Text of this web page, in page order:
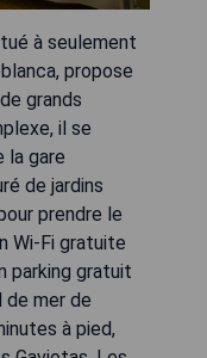
à seulement
propose
grands
il se
la gare
de jardins
prendre le
Wi-Fi gratuite
parking gratuit
de mer de
à pied,